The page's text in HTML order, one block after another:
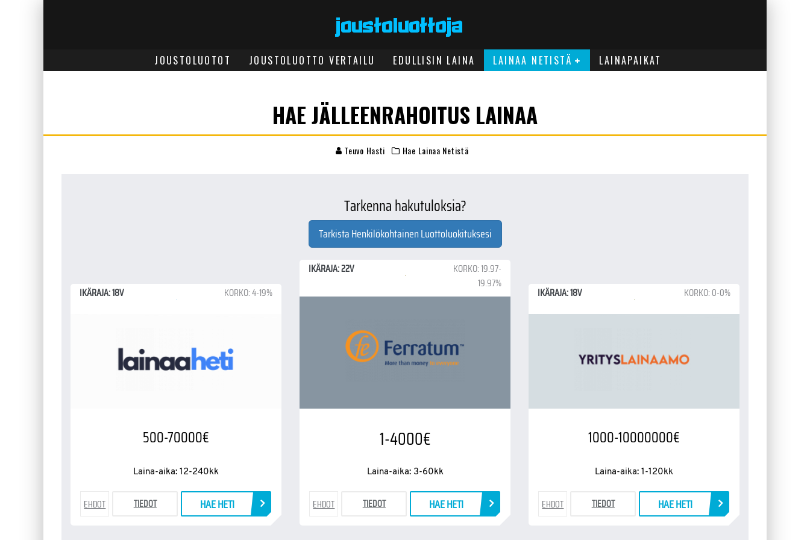
JOUSTOLUOTOT JOUSTOLUOTTO VERTAILU EDULLISIN LAINA LAINAA NETISTÄ LAINAPAIKAT
HAE JÄLLEENRAHOITUS LAINAA
Teuvo Hasti Hae Lainaa Netistä
Tarkenna hakutuloksia?
Tarkista Henkilökohtainen Luottoluokituksesi
IKÄRAJA: 22V
KORKO: 19.97-
19.97%
1-4000€
Laina-aika: 3-60kk
EHDOT TIEDOT HAE HETI
IKÄRAJA: 18V KORKO: 4-19%
500-70000€
Laina-aika: 12-240kk
EHDOT TIEDOT HAE HETI
IKÄRAJA: 18V KORKO: 0-0%
1000-10000000€
Laina-aika: 1-120kk
EHDOT TIEDOT HAE HETI